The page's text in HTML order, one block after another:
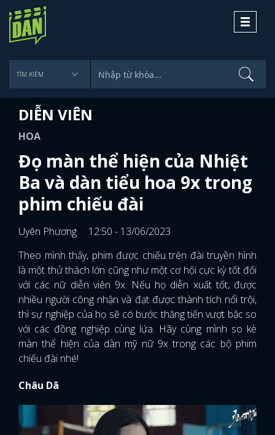
Toggle
DIỄN VIÊN
HOA
Đọ màn thể hiện của Nhiệt
Ba và dàn tiểu hoa 9x trong
phim chiếu đài
Uyên Phương
12:50 - 13/06/2023
Theo mình thấy, phim được chiếu trên đài truyền hình
là một thử thách lớn cũng như một cơ hội cực kỳ tốt đối
với các nữ diễn viên 9x. Nếu họ diễn xuất tốt, được
nhiều người công nhận và đạt được thành tích nổi trội,
thì sự nghiệp của họ sẽ có bước thăng tiến vượt bậc so
với các đồng nghiệp cùng lứa. Hãy cùng mình so kè
màn thể hiện của dàn mỹ nữ 9x trong các bộ phim
chiếu đài nhé!
Châu Dã